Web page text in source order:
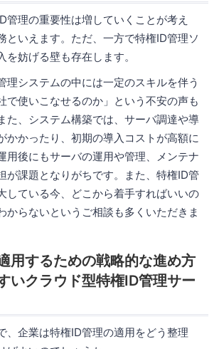
管理の重要性は増していくことが考え
といえます。ただ、一方で特権ID管理ソ
を妨げる壁も存在します。
理システムの中には一定のスキルを伴う
で使いこなせるのか」という不安の声も
た、システム構築では、サーバ調達や導
かかったり、初期の導入コストが高額に
用後にもサーバの運用や管理、メンテナ
が課題となりがちです。また、特権ID管
している今、どこから着手すればいいの
からないというご相談も多くいただきま
用するための戦略的な進め方
いクラウド型特権ID管理サー
、企業は特権ID管理の適用をどう整理